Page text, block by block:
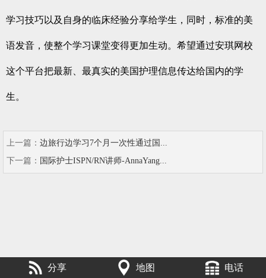
学习技巧以及自身的临床经验分享给学生，同时，标准的美
语发音，使整个学习课堂变得更加生动。希望通过安琪网校
这个平台把最新、最真实的美国护理信息传达给国内的学
生。
上一篇： 边旅行边学习7个月一次性通过国...
下一篇： 国际护士ISPN/RN讲师-AnnaYang...
分享 地图 电话